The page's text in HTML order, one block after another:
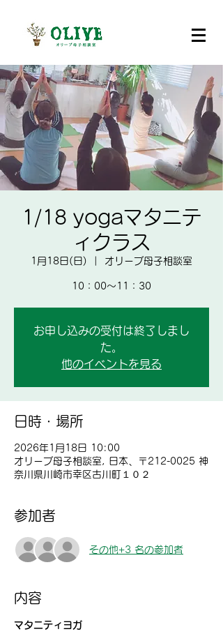
1/18 yogaマタニテ
ィクラス
1月18日(日) オリーブ母子相談室
10：00～11：30
お申し込みの受付は終了しまし
た。
他のイベントを見る
日時・場所
2026年1月18日 10:00
オリーブ母子相談室, 日本、〒212-0025 神
奈川県川崎市幸区古川町１０２
参加者
その他+3 名の参加者
内容
マタニティヨガ